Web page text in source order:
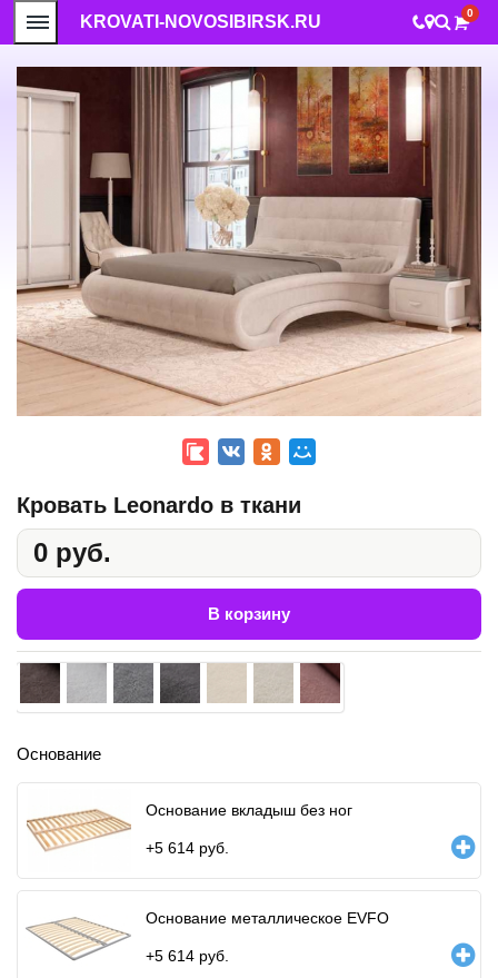
KROVATI-NOVOSIBIRSK.RU 0
Кровать Leonardo в ткани
0 руб.
В корзину
Основание
Основание вкладыш без ног
+5 614 руб.
Основание металлическое EVFO
+5 614 руб.